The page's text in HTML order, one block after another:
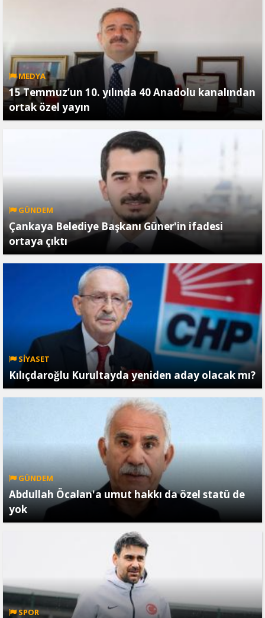
MEDYA
15 Temmuz’un 10. yılında 40 Anadolu kanalından
ortak özel yayın
GÜNDEM
Çankaya Belediye Başkanı Güner'in ifadesi
ortaya çıktı
SİYASET
Kılıçdaroğlu Kurultayda yeniden aday olacak mı?
GÜNDEM
Abdullah Öcalan'a umut hakkı da özel statü de
yok
SPOR